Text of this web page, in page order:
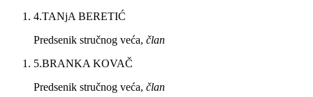
4.TANjA BERETIĆ
Predsenik stručnog veća, član
5.BRANKA KOVAČ
Predsenik stručnog veća, član